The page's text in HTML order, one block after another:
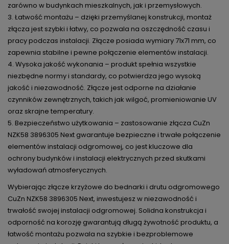
zarówno w budynkach mieszkalnych, jak i przemysłowych.
3. Łatwość montażu – dzięki przemyślanej konstrukcji, montaż
złącza jest szybki i łatwy, co pozwala na oszczędność czasu i
pracy podczas instalacji. Złącze posiada wymiary 71x71 mm, co
zapewnia stabilne i pewne połączenie elementów instalacji.
4. Wysoka jakość wykonania – produkt spełnia wszystkie
niezbędne normy i standardy, co potwierdza jego wysoką
jakość i niezawodność. Złącze jest odporne na działanie
czynników zewnętrznych, takich jak wilgoć, promieniowanie UV
oraz skrajne temperatury.
5. Bezpieczeństwo użytkowania – zastosowanie złącza CuZn
NZK58 3896305 Next gwarantuje bezpieczne i trwałe połączenie
elementów instalacji odgromowej, co jest kluczowe dla
ochrony budynków i instalacji elektrycznych przed skutkami
wyładowań atmosferycznych.
Wybierając złącze krzyżowe do bednarki i drutu odgromowego
CuZn NZK58 3896305 Next, inwestujesz w niezawodność i
trwałość swojej instalacji odgromowej. Solidna konstrukcja i
odporność na korozję gwarantują długą żywotność produktu, a
łatwość montażu pozwala na szybkie i bezproblemowe